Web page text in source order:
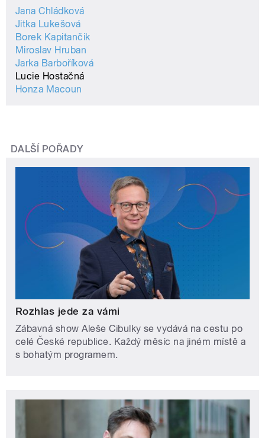
Jana Chládková
Jitka Lukešová
Borek Kapitančik
Miroslav Hruban
Jarka Barboříková
Lucie Hostačná
Honza Macoun
DALŠÍ POŘADY
Rozhlas jede za vámi
Zábavná show Aleše Cibulky se vydává na cestu po
celé České republice. Každý měsíc na jiném místě a
s bohatým programem.